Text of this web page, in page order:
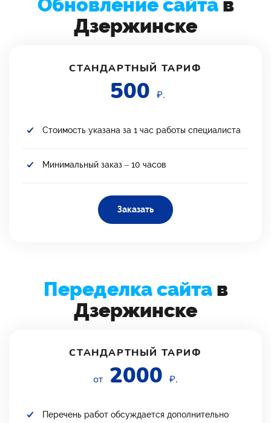
Дзержинске
СТАНДАРТНЫЙ ТАРИФ
500 ₽.
Стоимость указана за 1 час работы специалиста
Минимальный заказ – 10 часов
Заказать
Переделка сайтав
Дзержинске
СТАНДАРТНЫЙ ТАРИФ
от 2000 ₽.
Перечень работ обсуждается дополнительно